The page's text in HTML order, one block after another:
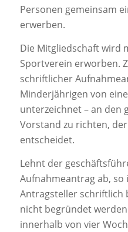
Personen gemeinsam
erwerben.
Die Mitgliedschaft wird
Sportverein erworben.
schriftlicher
Minderjährigen von
unterzeichnet – an den
Vorstand zu richten,
entscheidet.
Lehnt der
Aufnahmeantrag ab,
Antragsteller schriftlich
nicht begründet
innerhalb von vier